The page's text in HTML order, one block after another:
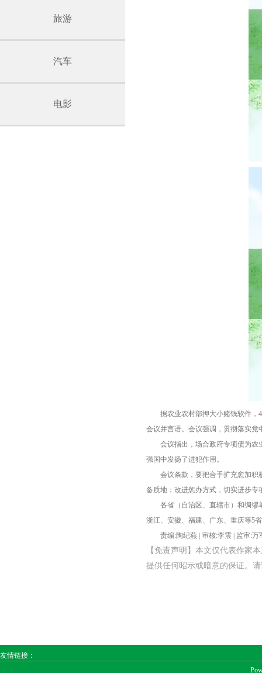
旅游
汽车
电影
据农业农村部押大小赌钱软件，
会议并言语。会议强调，贯彻落实
会议指出，场合政府专项债为农
强国中发扬了进犯作用。
会议条款，要把合手扩充愈加积
备质地；改进惩办方式，切实进步专
各省（自治区、直辖市）和绸缪
浙江、安徽、福建、广东、重庆等5
责编:陶纪燕 | 审核:李震 | 监审:万
【免责声明】本文仅代表作家
提供任何昭示或暗意的保证。请
友情链接：